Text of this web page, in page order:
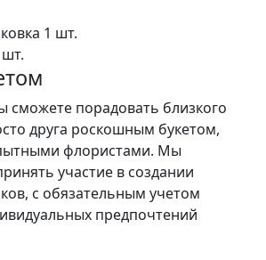
1 шт.
сможете порадовать близкого
друга роскошным букетом,
флористами. Мы
участие в создании
с обязательным учетом
предпочтений